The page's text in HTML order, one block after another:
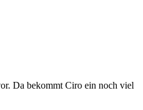
Da bekommt Ciro ein noch viel